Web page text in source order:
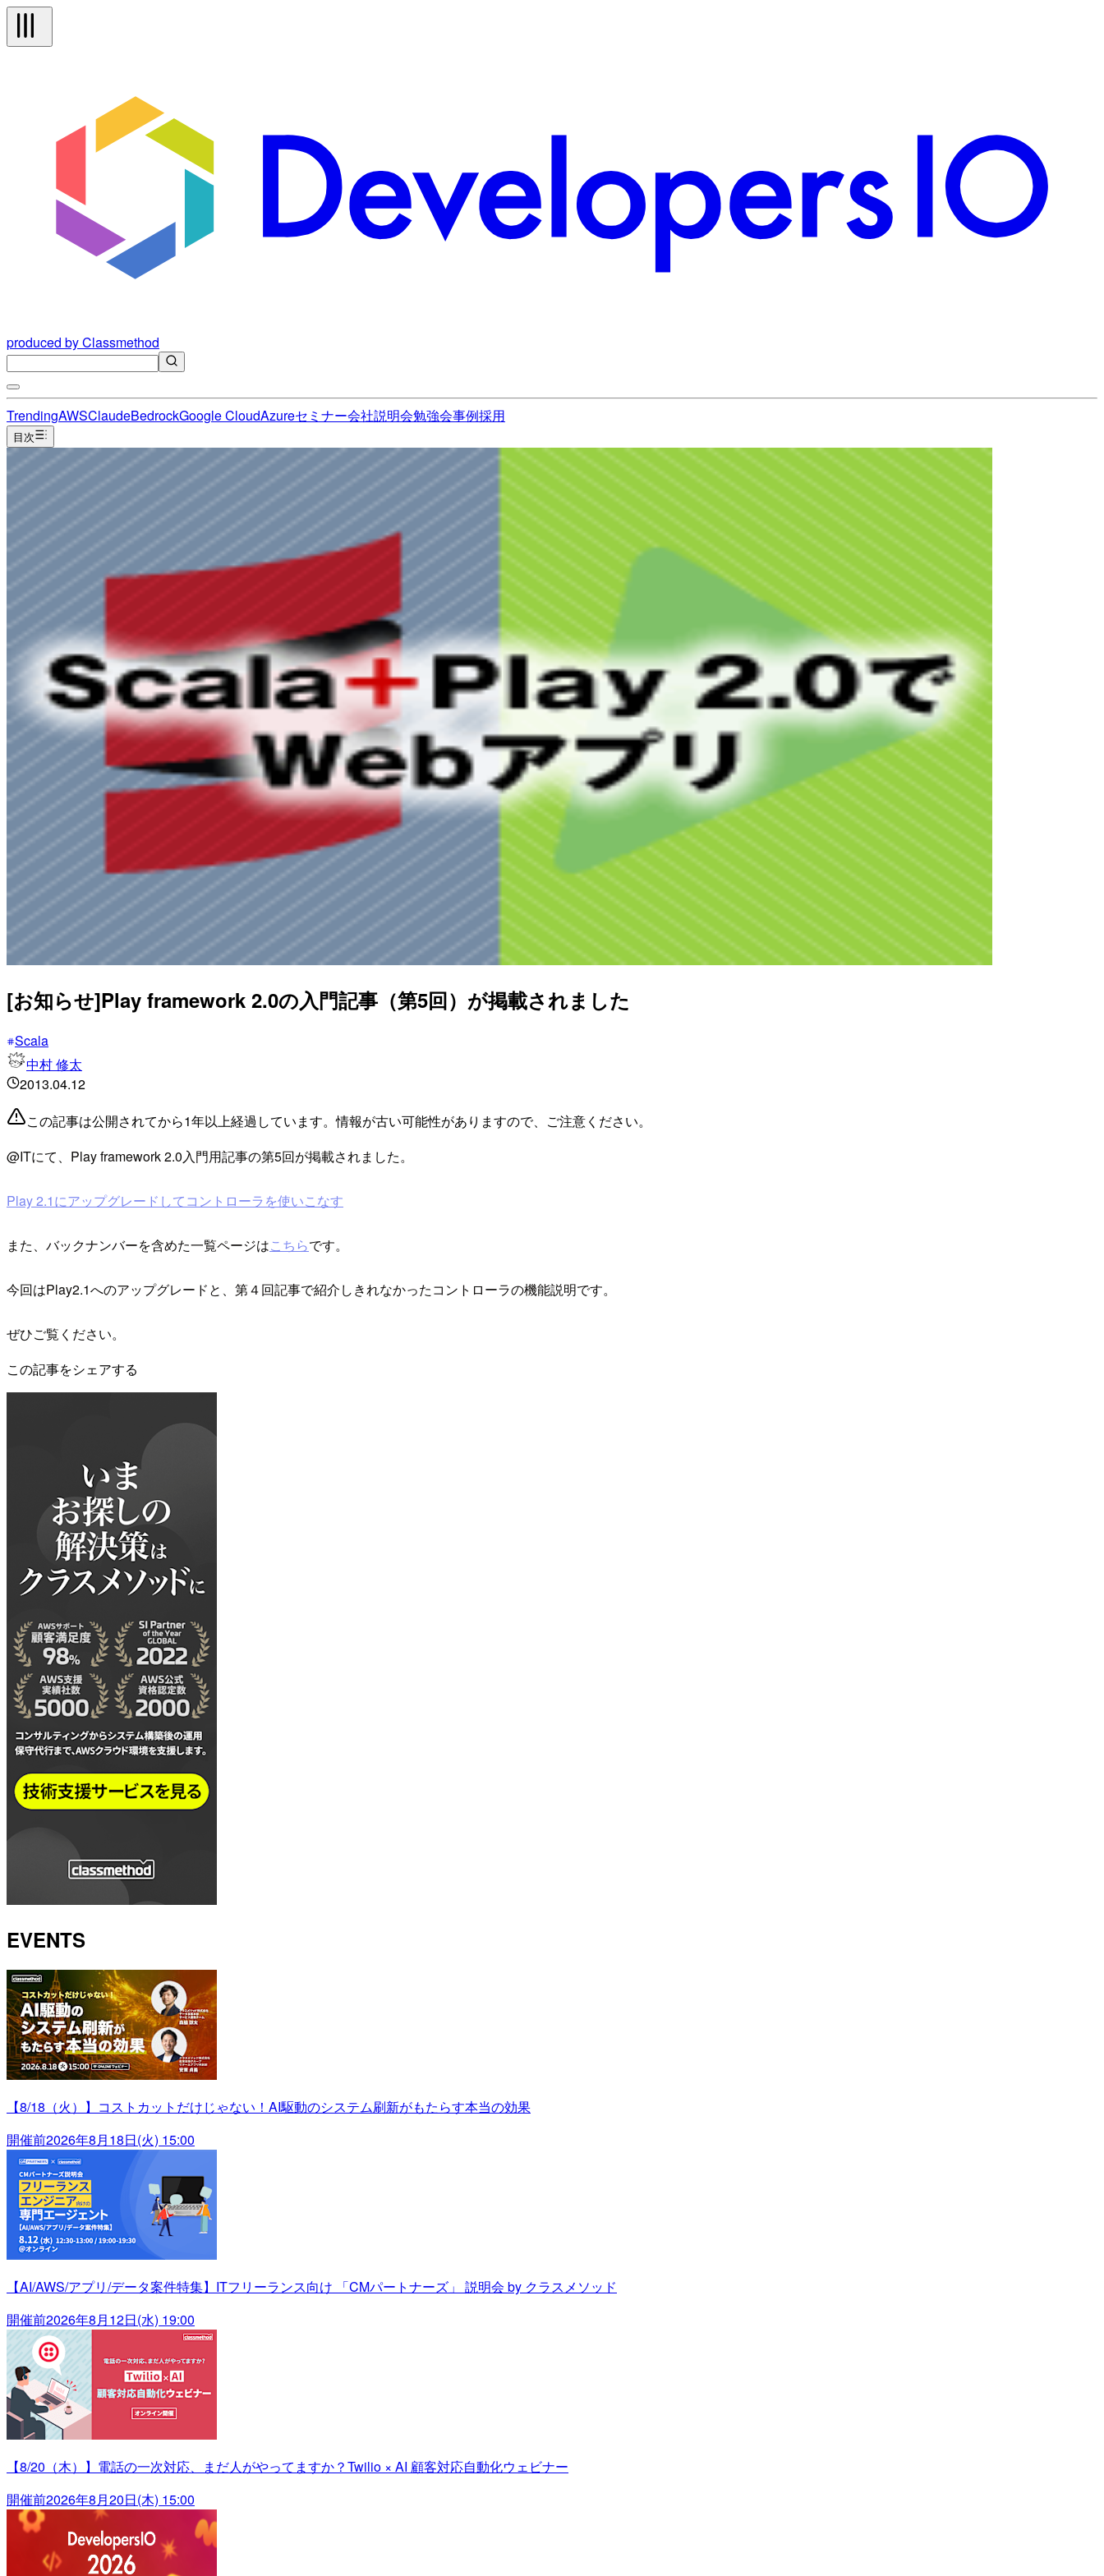
produced by Classmethod
TrendingAWSClaudeBedrockGoogle CloudAzureセミナー会社説明会勉強会事例採用
目次
[お知らせ]Play framework 2.0の入門記事（第5回）が掲載されました
Scala
中村 修太
2013.04.12
この記事は公開されてから1年以上経過しています。情報が古い可能性がありますので、ご注意ください。
@ITにて、Play framework 2.0入門用記事の第5回が掲載されました。
Play 2.1にアップグレードしてコントローラを使いこなす
また、バックナンバーを含めた一覧ページはこちらです。
今回はPlay2.1へのアップグレードと、第４回記事で紹介しきれなかったコントローラの機能説明です。
ぜひご覧ください。
この記事をシェアする
EVENTS
【8/18（火）】コストカットだけじゃない！AI駆動のシステム刷新がもたらす本当の効果
開催前2026年8月18日(火) 15:00
【AI/AWS/アプリ/データ案件特集】ITフリーランス向け 「CMパートナーズ」 説明会 by クラスメソッド
開催前2026年8月12日(水) 19:00
【8/20（木）】電話の一次対応、まだ人がやってますか？Twilio × AI 顧客対応自動化ウェビナー
開催前2026年8月20日(木) 15:00